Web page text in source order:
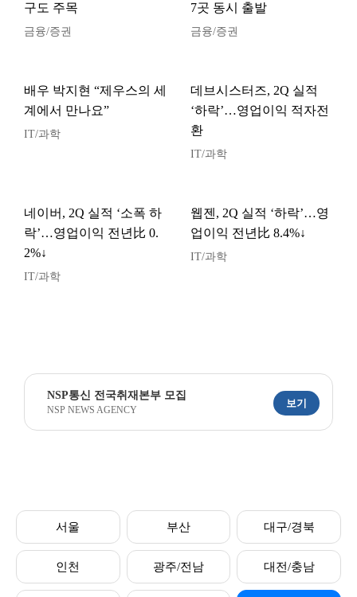
구도 주목
금융/증권
7곳 동시 출발
금융/증권
배우 박지현 “제우스의 세
계에서 만나요”
IT/과학
데브시스터즈, 2Q 실적
‘하락’…영업이익 적자전
환
IT/과학
네이버, 2Q 실적 ‘소폭 하
락’…영업이익 전년比 0.
2%↓
IT/과학
웹젠, 2Q 실적 ‘하락’…영
업이익 전년比 8.4%↓
IT/과학
NSP통신 전국취재본부 모집
NSP NEWS AGENCY
보기
서울 부산 대구/경북
인천 광주/전남 대전/충남